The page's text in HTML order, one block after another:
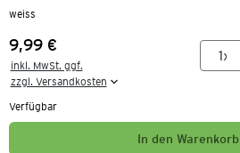
weiss
Preis:
9,99 €
inkl. MwSt. ggf.
zzgl. Versandkosten
Verfügbar
In den Warenkorb